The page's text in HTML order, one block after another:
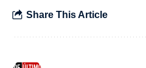
Share This Article